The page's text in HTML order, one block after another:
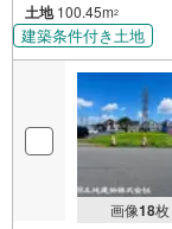
土地100.45m2
建築条件付き土地
画像18枚